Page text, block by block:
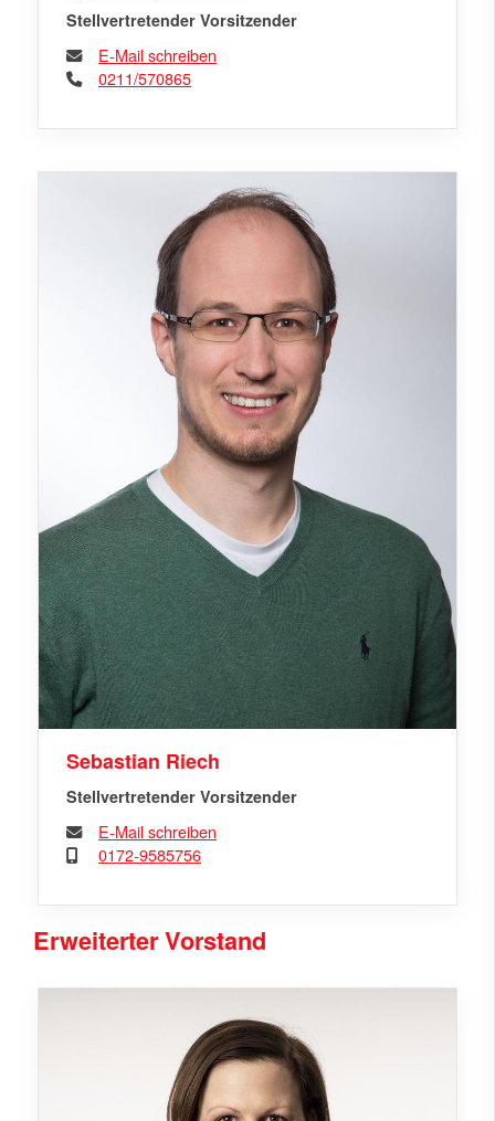
Stellvertretender Vorsitzender
E-Mail schreiben
0211/570865
Sebastian Riech
Stellvertretender Vorsitzender
E-Mail schreiben
0172-9585756
Erweiterter Vorstand